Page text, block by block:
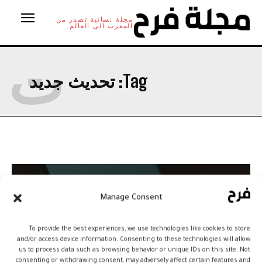
Manage Consent
To provide the best experiences, we use technologies like cookies to store
and/or access device information. Consenting to these technologies will allow
us to process data such as browsing behavior or unique IDs on this site. Not
consenting or withdrawing consent, may adversely affect certain features and
مجلة نسائية تصدر من
المغرب الى العالم
Tag: تحديث جديد
ت